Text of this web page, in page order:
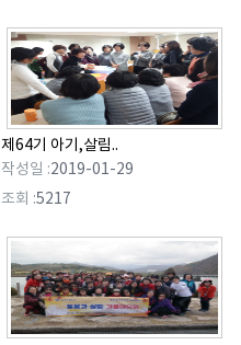
제64기 아기,살림..
작성일 :2019-01-29
조회 :5217